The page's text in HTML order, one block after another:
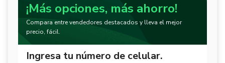
¡Más opciones, más ahorro!
Compara entre vendedores destacados y lleva el mejor
precio, fácil.
Ingresa tu número de celular.